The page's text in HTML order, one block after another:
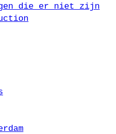
die er niet zijn